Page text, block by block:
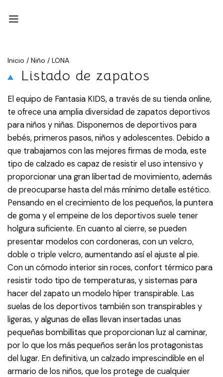
Inicio / Niño / LONA
Listado de zapatos
El equipo de Fantasia KIDS, a través de su tienda online,
te ofrece una amplia diversidad de zapatos deportivos
para niños y niñas. Disponemos de deportivos para
bebés, primeros pasos, niños y adolescentes. Debido a
que trabajamos con las mejores firmas de moda, este
tipo de calzado es capaz de resistir el uso intensivo y
proporcionar una gran libertad de movimiento, además
de preocuparse hasta del más mínimo detalle estético.
Pensando en el crecimiento de los pequeños, la puntera
de goma y el empeine de los deportivos suele tener
holgura suficiente. En cuanto al cierre, se pueden
presentar modelos con cordoneras, con un velcro,
doble o triple velcro, aumentando así el ajuste al pie.
Con un cómodo interior sin roces, confort térmico para
resistir todo tipo de temperaturas, y sistemas para
hacer del zapato un modelo híper transpirable. Las
suelas de los deportivos también son transpirables y
ligeras, y algunas de ellas llevan insertadas unas
pequeñas bombillitas que proporcionan luz al caminar,
por lo que los más pequeños serán los protagonistas
del lugar. En definitiva, un calzado imprescindible en el
armario de los niños, que los protege de cualquier